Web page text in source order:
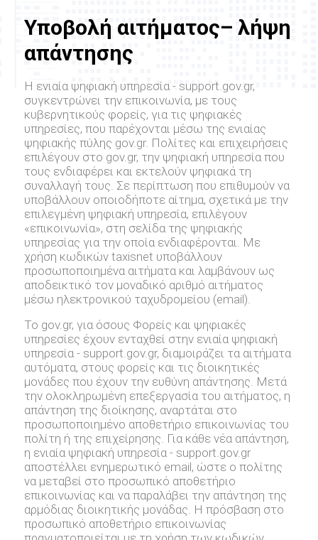
Υποβολή αιτήματος– λήψη
απάντησης
Η ενιαία ψηφιακή υπηρεσία - support.gov.gr,
συγκεντρώνει την επικοινωνία, με τους
κυβερνητικούς φορείς, για τις ψηφιακές
υπηρεσίες, που παρέχονται μέσω της ενιαίας
ψηφιακής πύλης gov.gr. Πολίτες και επιχειρήσεις
επιλέγουν στο gov.gr, την ψηφιακή υπηρεσία που
τους ενδιαφέρει και εκτελούν ψηφιακά τη
συναλλαγή τους. Σε περίπτωση που επιθυμούν να
υποβάλλουν οποιοδήποτε αίτημα, σχετικά με την
επιλεγμένη ψηφιακή υπηρεσία, επιλέγουν
«επικοινωνία», στη σελίδα της ψηφιακής
υπηρεσίας για την οποία ενδιαφέρονται. Με
χρήση κωδικών taxisnet υποβάλλουν
προσωποποιημένα αιτήματα και λαμβάνουν ως
αποδεικτικό τον μοναδικό αριθμό αιτήματος
μέσω ηλεκτρονικού ταχυδρομείου (email).
Το gov.gr, για όσους Φορείς και ψηφιακές
υπηρεσίες έχουν ενταχθεί στην ενιαία ψηφιακή
υπηρεσία - support.gov.gr, διαμοιράζει τα αιτήματα
αυτόματα, στους φορείς και τις διοικητικές
μονάδες που έχουν την ευθύνη απάντησης. Μετά
την ολοκληρωμένη επεξεργασία του αιτήματος, η
απάντηση της διοίκησης, αναρτάται στο
προσωποποιημένο αποθετήριο επικοινωνίας του
πολίτη ή της επιχείρησης. Για κάθε νέα απάντηση,
η ενιαία ψηφιακή υπηρεσία - support.gov.gr
αποστέλλει ενημερωτικό email, ώστε ο πολίτης
να μεταβεί στο προσωπικό αποθετήριο
επικοινωνίας και να παραλάβει την απάντηση της
αρμόδιας διοικητικής μονάδας. Η πρόσβαση στο
προσωπικό αποθετήριο επικοινωνίας